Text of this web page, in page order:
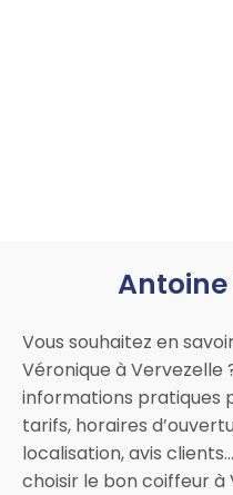
Vous souhaitez en
Véronique à Vervezelle
informations pratiques
tarifs, horaires
localisation, avis
choisir le bon coiffeur à